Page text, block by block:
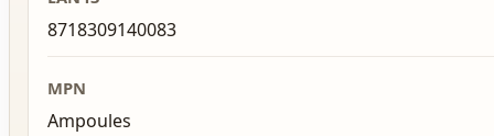
8718309140083
MPN
Ampoules